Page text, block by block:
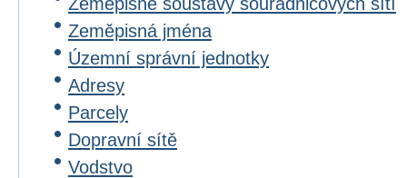
Zeměpisná jména
Územní správní jednotky
Adresy
Parcely
Dopravní sítě
Vodstvo